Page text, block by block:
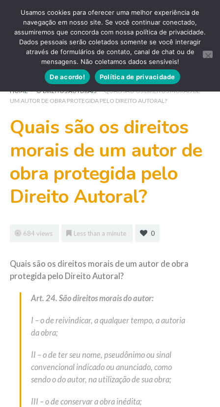
HOME / ⦿ DIREITOS AUTORAIS / QUAIS SÃO OS DIREITOS MORAIS DE
UM AUTOR DE OBRA PROTEGIDA PELO DIREITO AUTORAL?
Quais são os direitos
morais de um autor de
obra protegida pelo
Direito Autoral?
684 views Less than a minute 0
Quais são os direitos morais de um autor de obra
protegida pelo Direito Autoral?
Art. 24. São direitos morais do autor:
I – o de reivindicar, a qualquer tempo, a autoria
da obra;
II – o de ter seu nome, pseudônimo ou sinal
convencional indicado ou anunciado, como
sendo o do autor, na utilização de sua obra;
III – o de conservar a obra inédita;
Usamos cookies para oferecer uma melhor experiência de
navegação em nosso site. Se você continuar conectado,
assumiremos que concorda com nossa política de privacidade.
Dados pessoais serão coletados somente se você interagir
através de formulários de contato, canal de chat ou de
mensagens. Não coletamos dados sensíveis!
De acordo!
Política de privacidade